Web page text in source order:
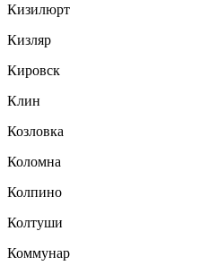
Кизилюрт
Кизляр
Кировск
Клин
Козловка
Коломна
Колпино
Колтуши
Коммунар